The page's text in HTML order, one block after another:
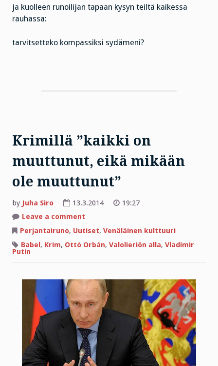
ja kuolleen runoilijan tapaan kysyn teiltä kaikessa
rauhassa:
tarvitsetteko kompassiksi sydämeni?
Krimillä ”kaikki on
muuttunut, eikä mikään
ole muuttunut”
by Juha Siro 13.3.2014
19:27
Leave a comment
”kaikki
muuttunut,
Perjantairuno, Uutiset, Venäläinen kulttuuri
Babel, Krim, Ottó Orbán, Valolieriön alla, Vladimir
Putin